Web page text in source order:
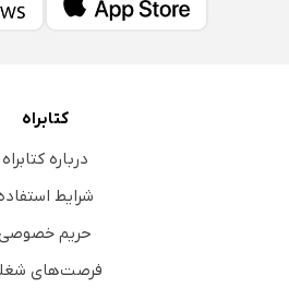
کتابراه
درباره کتابراه
شرایط
حریم
فرصت‌های